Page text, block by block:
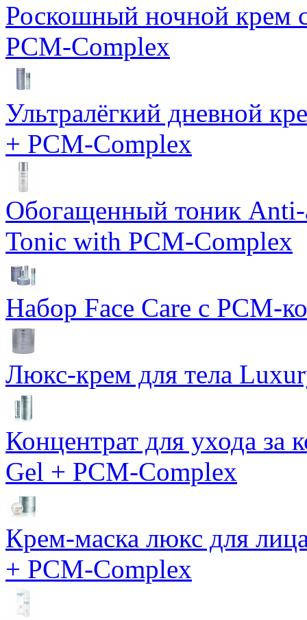
Роскошный ночной крем
PCM-Complex
Ультралёгкий дневной
+ PCM-Complex
Обогащенный тоник Anti-
Tonic with PCM-Complex
Набор Face Care с PCM-
Люкс-крем для тела
Концентрат для ухода за
Gel + PCM-Complex
Крем-маска люкс для
+ PCM-Complex